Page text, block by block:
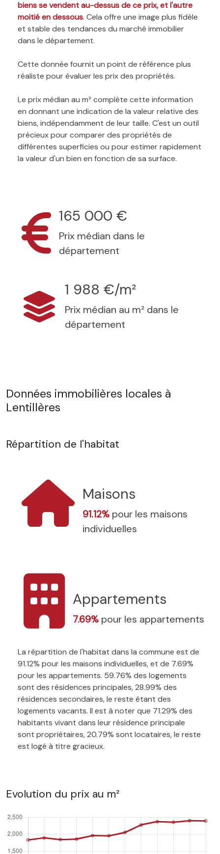
biens se vendent au-dessus de ce prix, et l'autre
moitié en dessous. Cela offre une image plus fidèle
et stable des tendances du marché immobilier
dans le département.
Cette donnée fournit un point de référence plus
réaliste pour évaluer les prix des propriétés.
Le prix médian au m² complète cette information
en donnant une indication de la valeur relative des
biens, indépendamment de leur taille. C'est un outil
précieux pour comparer des propriétés de
différentes superficies ou pour estimer rapidement
la valeur d'un bien en fonction de sa surface.
165 000 €
Prix médian dans le
département
1 988 €/m²
Prix médian au m² dans le
département
Données immobilières locales à
Lentillères
Répartition de l'habitat
Maisons
91.12% pour les maisons
individuelles
Appartements
7.69% pour les appartements
La répartition de l'habitat dans la commune est de
91.12% pour les maisons individuelles, et de 7.69%
pour les appartements. 59.76% des logements
sont des résidences principales, 28.99% des
résidences secondaires, le reste étant des
logements vacants. Il est à noter que 71.29% des
habitants vivant dans leur résidence principale
sont propriétaires, 20.79% sont locataires, le reste
est logé à titre gracieux.
Evolution du prix au m²